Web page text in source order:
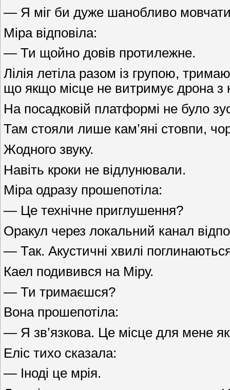
— Я міг би дуже шанобливо
Міра відповіла:
— Ти щойно довів протилежне.
Лілія летіла разом із групою,
що якщо місце не витримує дрона з
На посадковій платформі не було
Там стояли лише кам’яні стовпи,
Жодного звуку.
Навіть кроки не відлунювали.
Міра одразу прошепотіла:
— Це технічне приглушення?
Оракул через локальний канал
— Так. Акустичні хвилі
Каел подивився на Міру.
— Ти тримаєшся?
Вона прошепотіла:
— Я зв’язкова. Це місце для мене як
Еліс тихо сказала:
— Іноді це мрія.